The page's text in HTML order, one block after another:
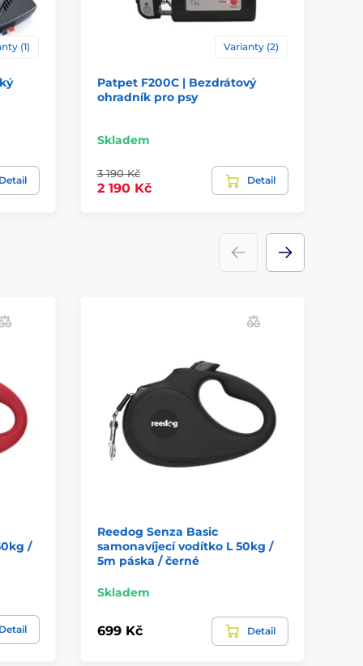
(1)
Detail
Varianty (2)
Patpet F200C | Bezdrátový
ohradník pro psy
Skladem
3 190 Kč
2 190 Kč
Detail
/
Detail
Reedog Senza Basic
samonavíjecí vodítko L 50kg /
5m páska / černé
Skladem
699 Kč Detail